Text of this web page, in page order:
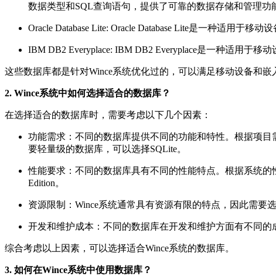
数据类型和SQL查询语句，提供了可靠的数据存储和管理功
Oracle Database Lite: Oracle Database Lite是一种适用于移
IBM DB2 Everyplace: IBM DB2 Everyplace是一种适用于移
这些数据库都是针对Wince系统优化过的，可以满足移动设备和嵌
2. Wince系统中如何选择适合的数据库？
在选择适合的数据库时，需要考虑以下几个因素：
功能需求：不同的数据库提供不同的功能和特性。根据项
要轻量级的数据库，可以选择SQLite。
性能要求：不同的数据库具有不同的性能特点。根据系统的
Edition。
资源限制：Wince系统通常具有资源有限的特点，因此需要
开发和维护成本：不同的数据库在开发和维护方面有不同
综合考虑以上因素，可以选择适合Wince系统的数据库。
3. 如何在Wince系统中使用数据库？